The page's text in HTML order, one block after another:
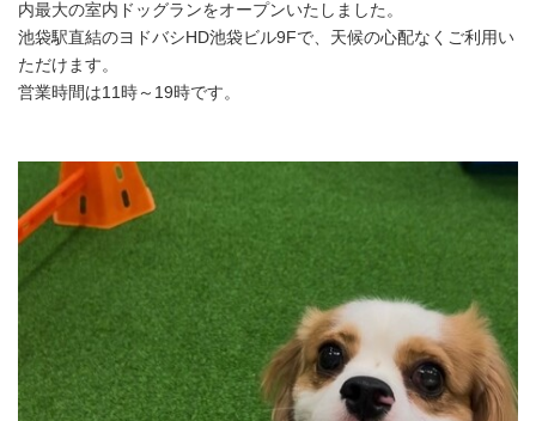
内最大の室内ドッグランをオープンいたしました。
池袋駅直結のヨドバシHD池袋ビル9Fで、天候の心配なくご利用い
ただけます。
営業時間は11時～19時です。